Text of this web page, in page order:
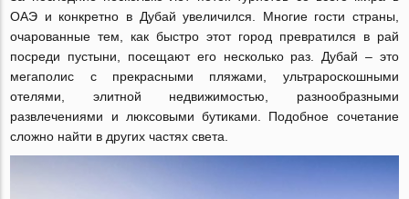
ОАЭ и конкретно в Дубай увеличился. Многие гости страны,
очарованные тем, как быстро этот город превратился в рай
посреди пустыни, посещают его несколько раз. Дубай – это
мегаполис с прекрасными пляжами, ультрароскошными
отелями, элитной недвижимостью, разнообразными
развлечениями и люксовыми бутиками. Подобное сочетание
сложно найти в других частях света.